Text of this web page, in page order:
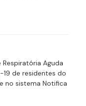
Aguda
19 de residentes do
no sistema Notifica